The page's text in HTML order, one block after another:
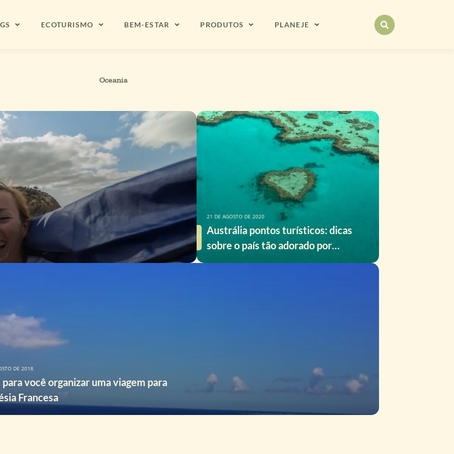
ECOTURISMO BEM-ESTAR PRODUTOS PLANEJE
Oceania
Austrália pontos turísticos: dicas
sobre o país tão adorado por
brasileiros
21 DE AGOSTO DE 2020
para você organizar uma viagem para
Francesa
DE 2018